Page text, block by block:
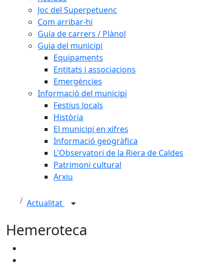
Joc del Superpetuenc
Com arribar-hi
Guia de carrers / Plànol
Guia del municipi
Equipaments
Entitats i associacions
Emergències
Informació del municipi
Festius locals
Història
El municipi en xifres
Informació geogràfica
L'Observatori de la Riera de Caldes
Patrimoni cultural
Arxiu
Actualitat
Hemeroteca